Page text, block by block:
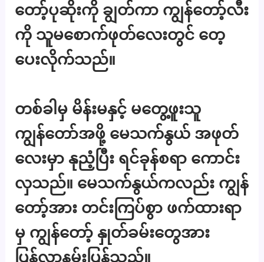
တော့်ပုဆိုးကို ချွတ်ကာ ကျွန်တော့်လီး
ကို သူမစောက်ဖုတ်လေးတွင် တေ့
ပေးလိုက်သည်။
တစ်ခါမှ မိန်းမနှင့် မတွေ့ဖူးသူ
ကျွန်တော်အဖို့ မေသက်နွယ် အဖုတ်
လေးမှာ နုညံ့ပြီး ရင်ခုန်စရာ ကောင်း
လှသည်။ မေသက်နွယ်ကလည်း ကျွန်
တော့်အား တင်းကြပ်စွာ ဖက်ထားရာ
မှ ကျွန်တော့် နှုတ်ခမ်းတွေအား
ပြန်လာနမ်းပြန်သည်။